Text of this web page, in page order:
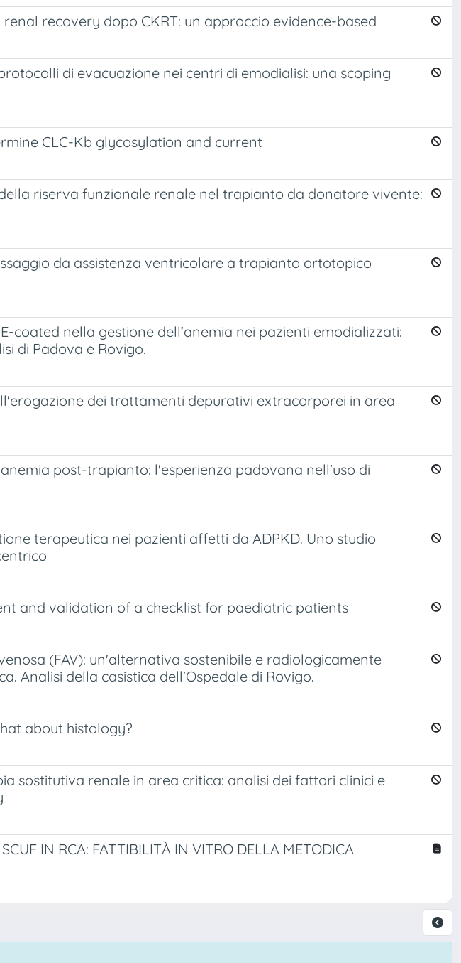
recovery dopo CKRT: un approccio evidence-based
di evacuazione nei centri di emodialisi: una scoping
CLC-Kb glycosylation and current
riserva funzionale renale nel trapianto da donatore vivente:
da assistenza ventricolare a trapianto ortotopico
coated nella gestione dell’anemia nei pazienti emodializzati:
di Padova e Rovigo.
dei trattamenti depurativi extracorporei in area
post-trapianto: l'esperienza padovana nell'uso di
terapeutica nei pazienti affetti da ADPKD. Uno studio
and validation of a checklist for paediatric patients
(FAV): un'alternativa sostenibile e radiologicamente
Analisi della casistica dell'Ospedale di Rovigo.
about histology?
sostitutiva renale in area critica: analisi dei fattori clinici e
IN RCA: FATTIBILITÀ IN VITRO DELLA METODICA